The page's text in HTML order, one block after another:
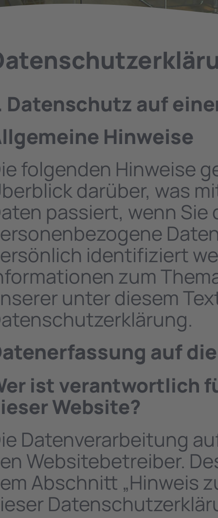
Datenschutz auf
Hinweise
folgenden Hinweise
darüber, was
passiert, wenn
identifiziert
zum
unter diesem
auf
ist verantwortlich
Website?
Datenverarbeitung
Websitebetreiber.
Abschnitt „Hinweis